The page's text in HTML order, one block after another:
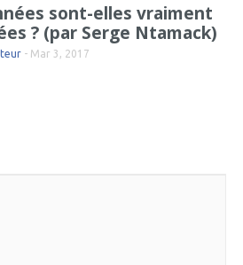
sont-elles vraiment
? (par Serge Ntamack)
- Mar 3, 2017